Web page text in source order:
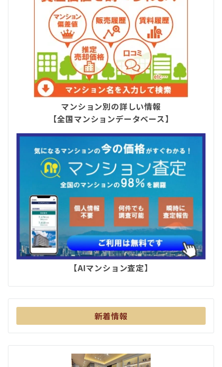
マンション別の詳しい情報
【全国マンションデータベース】
【AIマンション査定】
新着情報